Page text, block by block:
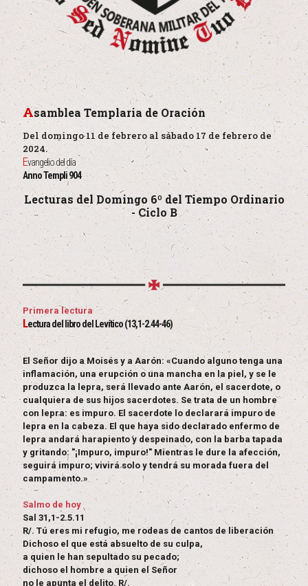
Asamblea Templaria de Oración
Del domingo 11 de febrero al sábado 17 de febrero de
2024.
Evangelio del día
Anno Templi 904
Lecturas del Domingo 6º del Tiempo Ordinario
- Ciclo B
Primera lectura
Lectura del libro del Levítico (13,1-2.44-46)
El Señor dijo a Moisés y a Aarón: «Cuando alguno tenga una
inflamación, una erupción o una mancha en la piel, y se le
produzca la lepra, será llevado ante Aarón, el sacerdote, o
cualquiera de sus hijos sacerdotes. Se trata de un hombre
con lepra: es impuro. El sacerdote lo declarará impuro de
lepra en la cabeza. El que haya sido declarado enfermo de
lepra andará harapiento y despeinado, con la barba tapada
y gritando: "¡Impuro, impuro!" Mientras le dure la afección,
seguirá impuro; vivirá solo y tendrá su morada fuera del
campamento.»
Salmo de hoy
Sal 31,1-2.5.11
R/. Tú eres mi refugio, me rodeas de cantos de liberación
Dichoso el que está absuelto de su culpa,
a quien le han sepultado su pecado;
dichoso el hombre a quien el Señor
no le apunta el delito. R/.